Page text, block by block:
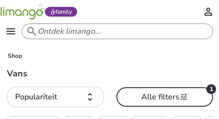
family
Shop
Vans
Populariteit
1
Alle filters